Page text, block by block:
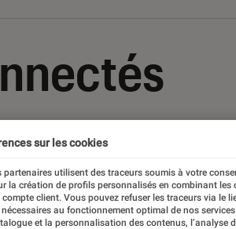
rien de l’actualité des objets
sur les cookies
partenaires utilisent des traceurs soumis à votre
la création de profils personnalisés en combinant
compte client. Vous pouvez refuser les traceurs via le
au fonctionnement optimal de nos
et la personnalisation des contenus, l’analyse